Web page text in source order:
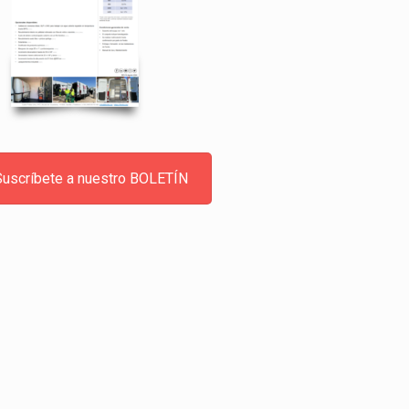
a nuestro BOLETÍN